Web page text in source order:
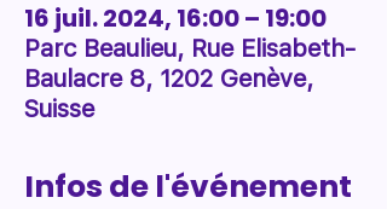
16 juil. 2024, 16:00 – 19:00
Parc Beaulieu, Rue Elisabeth-
Baulacre 8, 1202 Genève,
Suisse
Infos de l'événement